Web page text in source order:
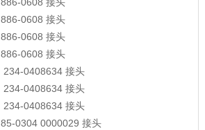
886-0608 接头
886-0608 接头
886-0608 接头
234-0408634 接头
234-0408634 接头
234-0408634 接头
85-0304 0000029 接头